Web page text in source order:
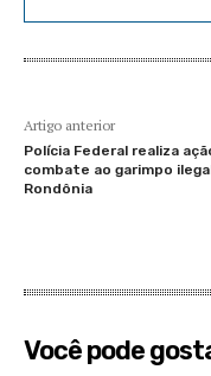
Artigo anterior
Polícia Federal realiza
combate ao garimpo
Rondônia
Você pode